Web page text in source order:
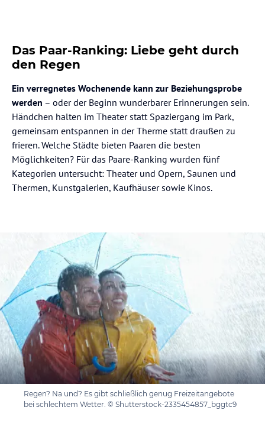
Das Paar-Ranking: Liebe geht durch
den Regen
Ein verregnetes Wochenende kann zur Beziehungsprobe
werden – oder der Beginn wunderbarer Erinnerungen sein.
Händchen halten im Theater statt Spaziergang im Park,
gemeinsam entspannen in der Therme statt draußen zu
frieren. Welche Städte bieten Paaren die besten
Möglichkeiten? Für das Paare-Ranking wurden fünf
Kategorien untersucht: Theater und Opern, Saunen und
Thermen, Kunstgalerien, Kaufhäuser sowie Kinos.
Regen? Na und? Es gibt schließlich genug Freizeitangebote
bei schlechtem Wetter. © Shutterstock-2335454857_bggtc9